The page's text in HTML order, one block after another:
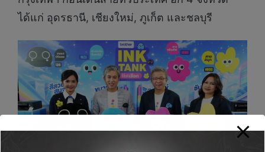
ได้แก่ อุดรธานี, เชียงใหม่, ภูเก็ต และชลบุรี